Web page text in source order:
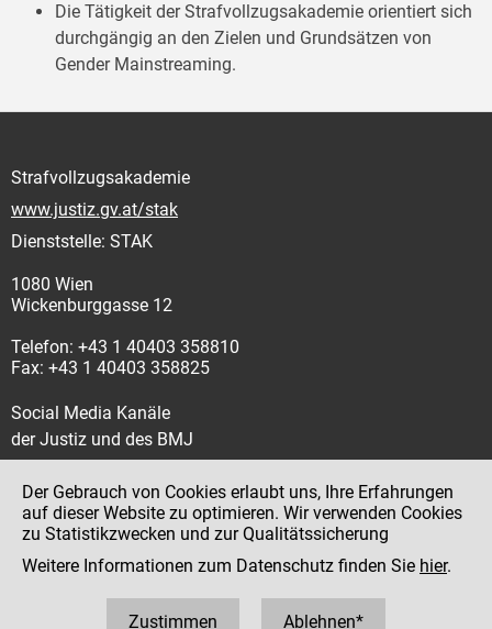
Die Tätigkeit der Strafvollzugsakademie orientiert sich
durchgängig an den Zielen und Grundsätzen von
Gender Mainstreaming.
Strafvollzugsakademie
www.justiz.gv.at/stak
Dienststelle: STAK
1080 Wien
Wickenburggasse 12
Telefon: +43 1 40403 358810
Fax: +43 1 40403 358825
Social Media Kanäle
der Justiz und des BMJ
Impressum
Datenschutz
Der Gebrauch von Cookies erlaubt uns, Ihre Erfahrungen
auf dieser Website zu optimieren. Wir verwenden Cookies
zu Statistikzwecken und zur Qualitätssicherung
Weitere Informationen zum Datenschutz finden Sie hier.
Zustimmen Ablehnen*